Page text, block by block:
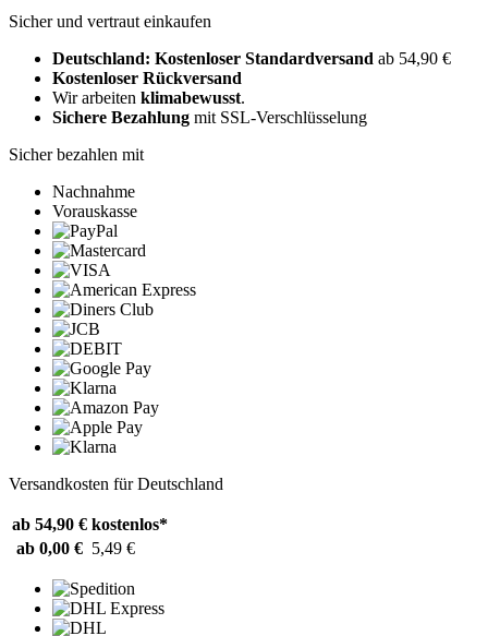
Sicher und vertraut einkaufen
Deutschland: Kostenloser Standardversand ab 54,90 €
Kostenloser Rückversand
Wir arbeiten klimabewusst.
Sichere Bezahlung mit SSL-Verschlüsselung
Sicher bezahlen mit
Nachnahme
Vorauskasse
Versandkosten für Deutschland
ab 54,90 € kostenlos*
ab 0,00 € 5,49 €